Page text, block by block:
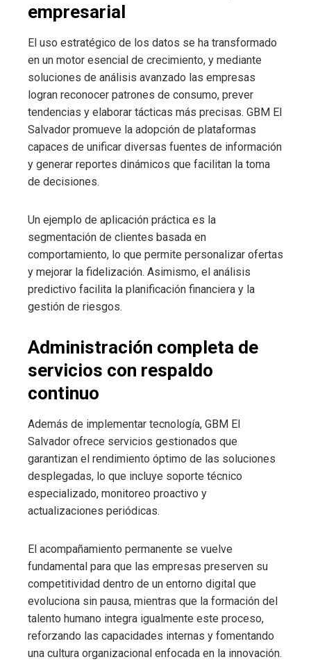
empresarial
El uso estratégico de los datos se ha transformado
en un motor esencial de crecimiento, y mediante
soluciones de análisis avanzado las empresas
logran reconocer patrones de consumo, prever
tendencias y elaborar tácticas más precisas. GBM El
Salvador promueve la adopción de plataformas
capaces de unificar diversas fuentes de información
y generar reportes dinámicos que facilitan la toma
de decisiones.
Un ejemplo de aplicación práctica es la
segmentación de clientes basada en
comportamiento, lo que permite personalizar ofertas
y mejorar la fidelización. Asimismo, el análisis
predictivo facilita la planificación financiera y la
gestión de riesgos.
Administración completa de
servicios con respaldo
continuo
Además de implementar tecnología, GBM El
Salvador ofrece servicios gestionados que
garantizan el rendimiento óptimo de las soluciones
desplegadas, lo que incluye soporte técnico
especializado, monitoreo proactivo y
actualizaciones periódicas.
El acompañamiento permanente se vuelve
fundamental para que las empresas preserven su
competitividad dentro de un entorno digital que
evoluciona sin pausa, mientras que la formación del
talento humano integra igualmente este proceso,
reforzando las capacidades internas y fomentando
una cultura organizacional enfocada en la innovación.